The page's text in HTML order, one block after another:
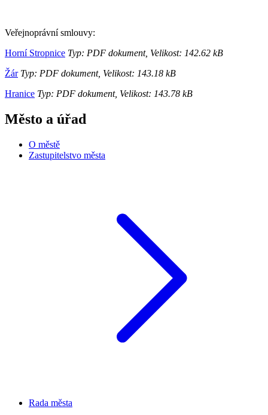
Veřejnoprávní smlouvy:
Horní Stropnice Typ: PDF dokument, Velikost: 142.62 kB
ŽárTyp: PDF dokument, Velikost: 143.18 kB
Hranice Typ: PDF dokument, Velikost: 143.78 kB
Město a úřad
O městě
Zastupitelstvo města
Rada města